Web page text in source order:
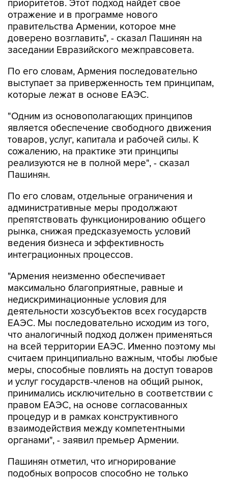
приоритетов. Этот подход найдет свое
отражение и в программе нового
правительства Армении, которое мне
доверено возглавить", - сказал Пашинян на
заседании Евразийского межправсовета.
По его словам, Армения последовательно
выступает за приверженность тем принципам,
которые лежат в основе ЕАЭС.
"Одним из основополагающих принципов
является обеспечение свободного движения
товаров, услуг, капитала и рабочей силы. К
сожалению, на практике эти принципы
реализуются не в полной мере", - сказал
Пашинян.
По его словам, отдельные ограничения и
административные меры продолжают
препятствовать функционированию общего
рынка, снижая предсказуемость условий
ведения бизнеса и эффективность
интеграционных процессов.
"Армения неизменно обеспечивает
максимально благоприятные, равные и
недискриминационные условия для
деятельности хозсубъектов всех государств
ЕАЭС. Мы последовательно исходим из того,
что аналогичный подход должен применяться
на всей территории ЕАЭС. Именно поэтому мы
считаем принципиально важным, чтобы любые
меры, способные повлиять на доступ товаров
и услуг государств-членов на общий рынок,
принимались исключительно в соответствии с
правом ЕАЭС, на основе согласованных
процедур и в рамках конструктивного
взаимодействия между компетентными
органами", - заявил премьер Армении.
Пашинян отметил, что игнорирование
подобных вопросов способно не только